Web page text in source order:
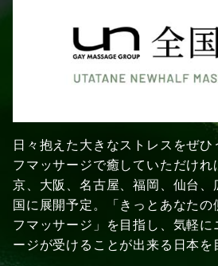
日々抱えた大きなストレスをぜひ
フマッサージで癒していただけ
京、大阪、名古屋、福岡、仙台
国に展開予定。「きっとあなたの
フマッサージ」を目指し、気軽に
ージが受けることが出来る日本を